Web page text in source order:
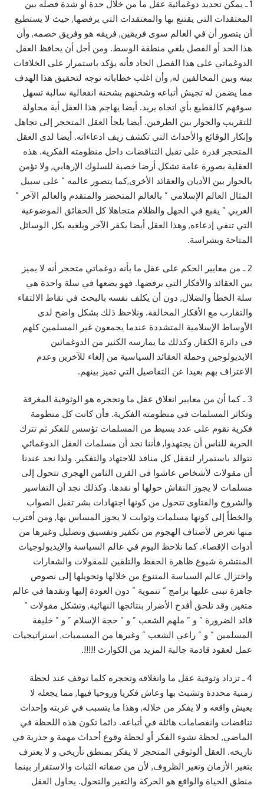
1 ـ يمكن تحديد دوغمائية عقل ما من خلال حدة أو شدة فصله بين
المعتقدات التي يقتنع بها والمعتقدات التي يرفضها, حيث لا يستطيع
أن يتصور أن في العالم سوى فريقين, فريقه هو وفريق خصمه, وأن
هذا الحد أو الفصل يلغي منطقة الوسط. ومن أجل أن يحافظ العقل
الدوغماتي على هذا الفصل الحاد فأنه يؤكد باستمرار على الخلافات
بينه وبين المخالفين له, وأن اغلب خطاباته توجه لتحقيق هذا الهدف
مما يضمن له تجيش أتباعه وشحنهم بشحنة انفعالية سالبة تسهل
سوقهم كالقطيع بأي اتجاه يريد. أيضا يهاجم هذا العقل أية محاولة
للتقريب والحوار بين الطرفين. أيضا يلجأ العقل المتحجر إلى تجاهل
وإنكار الوقائع والأحداث التي تكشف زيف ادعاءاته. أيضا لدى العقل
المتحجر قدرة على تقبل التناقضات داخل منظومته الفكرية. هذه
العقلية بصورة عامة تشكل أرضا خصبة للسلوك الإرهابي, ولا تؤمن
بالحوار بين الأديان والعقائد الأخرى,كما يتصور عالمه ” على سبيل
المثال العالم الإسلامي ” بالعالم المتحضر والمتقدم والعالم الآخر ”
الغربي ” يقبع في الجهل والظلام متجاهلا كل الحقائق الموضوعية
التي تنفي إدعاءه, وهذا العقل أيضا يكفر الآخر ويلغيه بكل الوسائل
المتاحة وبشراسة.
2 ـ من معايير الحكم على عقل ما بأنه دوغماتي متحجر أنه لا يميز
بين العقائد والأفكار التي يرفضها. فهو يضعها في سلة واحدة هي
سلة الخطأ والضلال, دون أن يكلف نفسه بالبحث في نقاط الالتقاء
والتقارب مع الأفكار المخالفة. ونلاحظ ذلك بشكل واضح لدى
الأوساط الإسلامية المتشددة عندما يجمعون غير المسلمين كلهم
في دائرة الكفار, وكذلك ما يمارسه الكثير من الدوغمائين
الايديولوجين وحملة العقائد السياسية من إلغاء للآخرين وعدم
الاعتراف بهم بعيدا عن التفاصيل التي تميز بينهم.
3 ـ كما أن من معايير انغلاق عقل ما وتحجره هو الوثوقية المغرقة
وتكاثر المسلمات في منظومته الفكرية. فأن كانت كل منظومة
فكرية تقوم على عدد بسيط من المسلمات تؤسس للفكر ثم تترك
الحرية للناس أن يجتهدوا, فأننا نجد أن مسلمات العقل الدوغمائي
تتوالد باستمرار لتقفل كل منافذ للاجتهاد والتفكير. ولذا نجد عندنا
أن مقولات لأشخاص عاشوا في القرن الثامن الهجري تتحول إلى
مسلمات لا يجوز النقاش حولها أو نقدها. وكذلك نجد أن التفاسير
والشروح والفتاوى تتحول من كونها اجتهادات بشر تقبل الصواب
والخطأ إلى كونها مسلمات وثوابت لا يجوز المساس بها, ومن أقترب
منها تعرض لأصناف الهجوم من تكفير وتفسيق وتضليل وغيرها من
أدوات الإقصاء. كما نلاحظ اليوم في عالم السياسة والإيديولوجيات
المنتشرة شيوع ظاهرة الحفظ والتلقين للمقولات والشعارات
واختزال عالم السياسة المتنوع من خلالها وتحويلها إلى نصوص
جاهزة تبنى عليها برامج ” تنموية ” دون العودة إليها ونقدها في عالم
متغير, وقد تلحق أفدح الأضرار بنتائجها النهائية, وتشكل مقولات ”
قائد الضرورة ” و ” ملهم الشعب ” و ” حجة الإسلام ” و ” خليفة
المسلمين ” و ” راعي الشعب ” وغيرها من المسميات, استراتيجيات
عمل لعقود قادمة جالبة المزيد من الكوارث !!!!!.
4 ـ تزداد وثوقية عقل ما وانغلاقه وتحجره كلما توقف عند لحظة
زمنية محددة وتشبث بها وعاش فكريا وروحيا فيها, مما يجعله لا
يعيش واقعه و لا يفكر من خلاله, وهذا ما يتسبب في غربته وإحداث
تناقضات وانفصامات هائلة في أتباعه. دائما تكون هذه اللحظة في
الماضي, لحظة نشوء الفكر أو لحظة وقوع أحداث مهمة و جذرية في
تاريخه. العقل ألوثوقي المتحجر لا يفكر بمنطق تأريخي و لا يعترف
بتغير الأزمان وتغير الظروف, لأن من صفاته الثبات والاستقرار بينما
منطق الحياة والواقع هو الحركة والتغير والتحول. يحاول العقل